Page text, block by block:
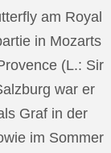
am Royal
in Mozarts
(L.: Sir
war er
Graf in der
im Sommer